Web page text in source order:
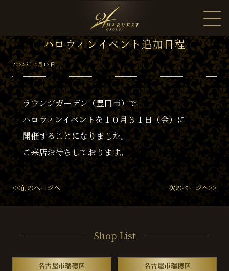
ハロウィンイベント追加日程
2025年10月13日
ラウンジガーデン（豊田市）で
ハロウィンイベントを１０月３１日（金）に
開催することになりました。
ご来店お待ちしております。
<<前のページへ 次のページへ>>
Shop List
名古屋市瑞穂区 名古屋市瑞穂区